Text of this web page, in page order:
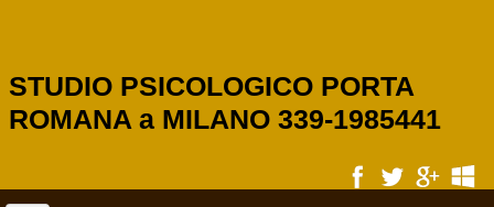
STUDIO PSICOLOGICO PORTA
ROMANA a MILANO 339-1985441